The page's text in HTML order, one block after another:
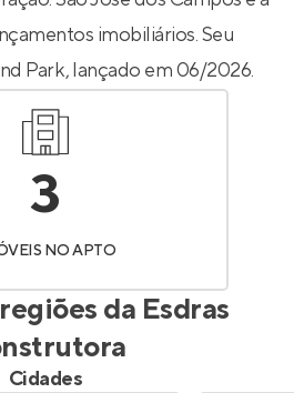
imobiliários. Seu
Park, lançado em 06/2026.
3
NO APTO
da Esdras
Cidades